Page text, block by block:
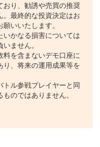
おり、勧誘や売買の推奨
。最終的な投資決定はお
いいたします。
いかなる損害については
ません。
料を含まないデモ口座に
り、将来の運用成果等を
トル参戦プレイヤーと同
のではありません。